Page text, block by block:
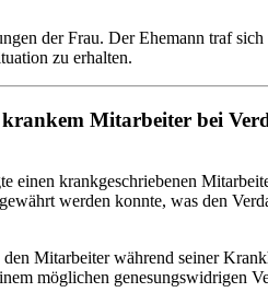
der Frau. Der Ehemann traf
zu erhalten.
Mitarbeiter bei
einen krankgeschriebenen
werden konnte, was den
Mitarbeiter während seiner
möglichen genesungswidrigen